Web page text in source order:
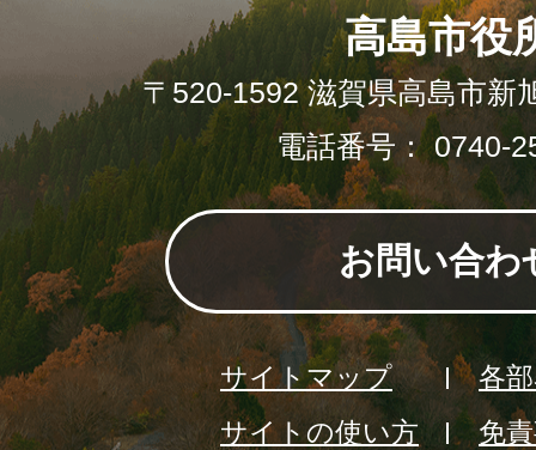
高島市役
〒520-1592 滋賀県高島市新
電話番号： 0740-
お問い合わ
サイトマップ
各
サイトの使い方
免